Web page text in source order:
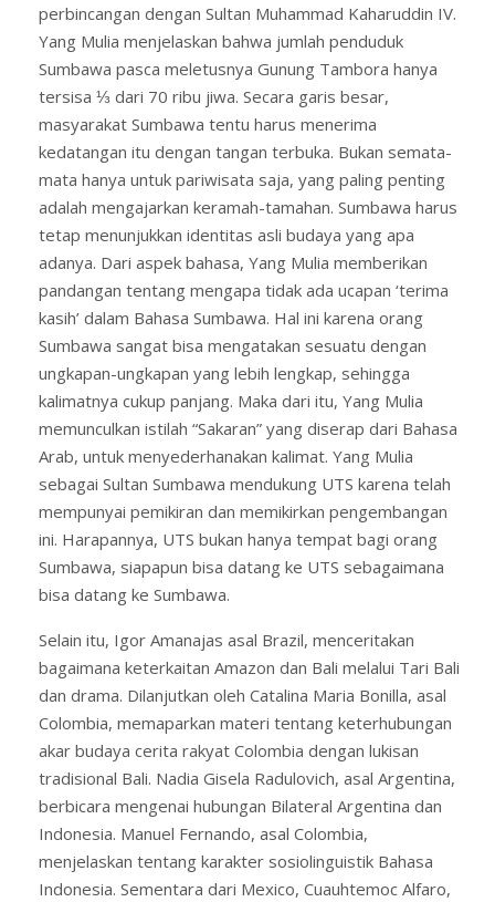
perbincangan dengan Sultan Muhammad Kaharuddin IV.
Yang Mulia menjelaskan bahwa jumlah penduduk
Sumbawa pasca meletusnya Gunung Tambora hanya
tersisa ⅓ dari 70 ribu jiwa. Secara garis besar,
masyarakat Sumbawa tentu harus menerima
kedatangan itu dengan tangan terbuka. Bukan semata-
mata hanya untuk pariwisata saja, yang paling penting
adalah mengajarkan keramah-tamahan. Sumbawa harus
tetap menunjukkan identitas asli budaya yang apa
adanya. Dari aspek bahasa, Yang Mulia memberikan
pandangan tentang mengapa tidak ada ucapan ‘terima
kasih’ dalam Bahasa Sumbawa. Hal ini karena orang
Sumbawa sangat bisa mengatakan sesuatu dengan
ungkapan-ungkapan yang lebih lengkap, sehingga
kalimatnya cukup panjang. Maka dari itu, Yang Mulia
memunculkan istilah “Sakaran” yang diserap dari Bahasa
Arab, untuk menyederhanakan kalimat. Yang Mulia
sebagai Sultan Sumbawa mendukung UTS karena telah
mempunyai pemikiran dan memikirkan pengembangan
ini. Harapannya, UTS bukan hanya tempat bagi orang
Sumbawa, siapapun bisa datang ke UTS sebagaimana
bisa datang ke Sumbawa.
Selain itu, Igor Amanajas asal Brazil, menceritakan
bagaimana keterkaitan Amazon dan Bali melalui Tari Bali
dan drama. Dilanjutkan oleh Catalina Maria Bonilla, asal
Colombia, memaparkan materi tentang keterhubungan
akar budaya cerita rakyat Colombia dengan lukisan
tradisional Bali. Nadia Gisela Radulovich, asal Argentina,
berbicara mengenai hubungan Bilateral Argentina dan
Indonesia. Manuel Fernando, asal Colombia,
menjelaskan tentang karakter sosiolinguistik Bahasa
Indonesia. Sementara dari Mexico, Cuauhtemoc Alfaro,